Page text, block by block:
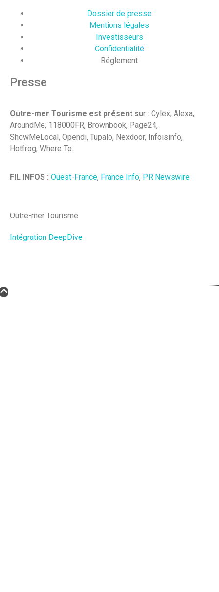
Dossier de presse
Mentions légales
Investisseurs
Confidentialité
Réglement
Presse
Outre-mer Tourisme est présent sur : Cylex, Alexa,
AroundMe, 118000FR, Brownbook, Page24,
ShowMeLocal, Opendi, Tupalo, Nexdoor, Infoisinfo,
Hotfrog, Where To.
FIL INFOS : Ouest-France, France Info, PR Newswire
Outre-mer Tourisme
Intégration DeepDive